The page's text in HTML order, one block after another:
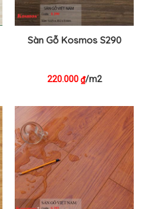
Sàn Gỗ Kosmos S290
220.000₫/m2